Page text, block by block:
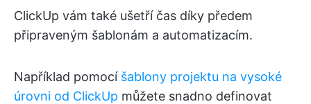
ClickUp vám také ušetří čas díky předem
připraveným šablonám a automatizacím.
Například pomocí šablony projektu na vysoké
úrovni od ClickUp můžete snadno definovat